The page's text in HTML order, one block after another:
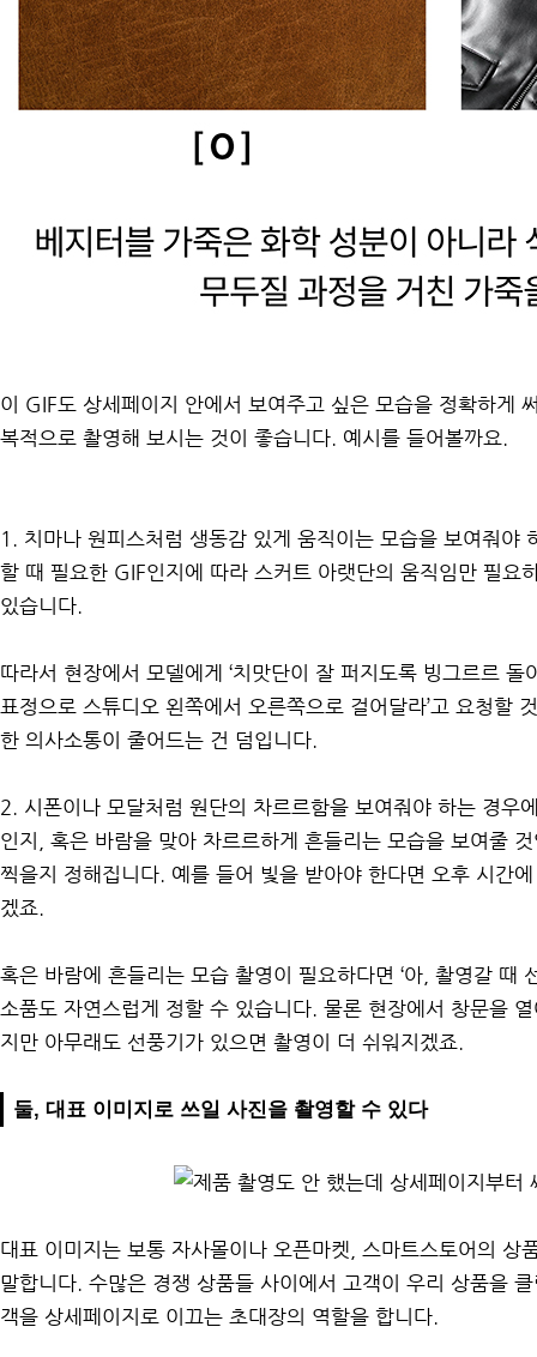
이 GIF도 상세페이지 안에서 보여주고 싶은 모습을 정확하게
복적으로 촬영해 보시는 것이 좋습니다. 예시를 들어볼까요.
1. 치마나 원피스처럼 생동감 있게 움직이는 모습을 보여줘야
할 때 필요한 GIF인지에 따라 스커트 아랫단의 움직임만 필요
있습니다.
따라서 현장에서 모델에게 ‘치맛단이 잘 퍼지도록 빙그르르 돌
표정으로 스튜디오 왼쪽에서 오른쪽으로 걸어달라’고 요청할
한 의사소통이 줄어드는 건 덤입니다.
2. 시폰이나 모달처럼 원단의 차르르함을 보여줘야 하는 경우
인지, 혹은 바람을 맞아 차르르하게 흔들리는 모습을 보여줄
찍을지 정해집니다. 예를 들어 빛을 받아야 한다면 오후 시간
겠죠.
혹은 바람에 흔들리는 모습 촬영이 필요하다면 ‘아, 촬영갈 때
소품도 자연스럽게 정할 수 있습니다. 물론 현장에서 창문을
지만 아무래도 선풍기가 있으면 촬영이 더 쉬워지겠죠.
둘, 대표 이미지로 쓰일 사진을 촬영할 수 있다
대표 이미지는 보통 자사몰이나 오픈마켓, 스마트스토어의 상
말합니다. 수많은 경쟁 상품들 사이에서 고객이 우리 상품을
객을 상세페이지로 이끄는 초대장의 역할을 합니다.